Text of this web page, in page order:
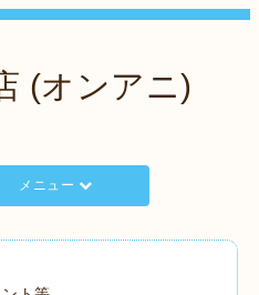
(オンアニ)
メニュー